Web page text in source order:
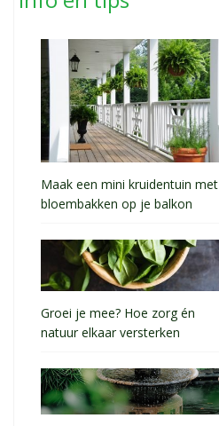
Maak een mini kruidentuin met
bloembakken op je balkon
Groei je mee? Hoe zorg én
natuur elkaar versterken